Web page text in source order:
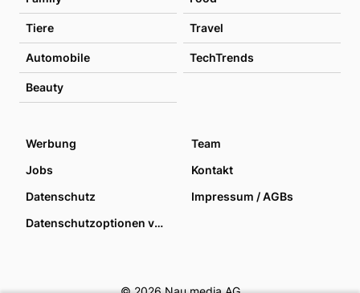
Tiere Travel
Automobile TechTrends
Beauty
Werbung
Team
Jobs
Kontakt
Datenschutz
Impressum / AGBs
Datenschutzoptionen verwalten